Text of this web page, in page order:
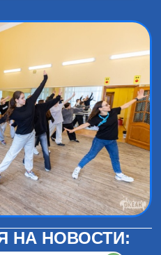
НА НОВОСТИ: